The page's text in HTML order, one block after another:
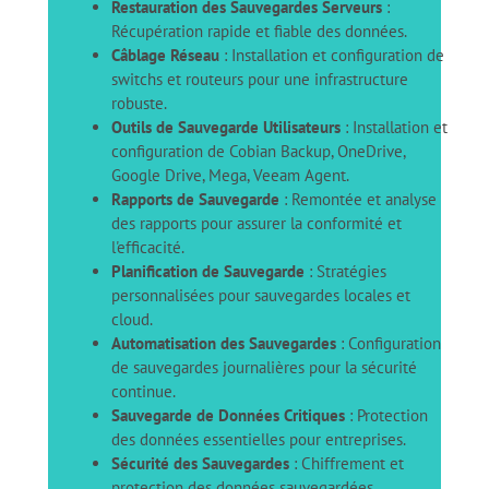
Restauration des Sauvegardes Serveurs :
Récupération rapide et fiable des données.
Câblage Réseau : Installation et configuration de
switchs et routeurs pour une infrastructure
robuste.
Outils de Sauvegarde Utilisateurs : Installation et
configuration de Cobian Backup, OneDrive,
Google Drive, Mega, Veeam Agent.
Rapports de Sauvegarde : Remontée et analyse
des rapports pour assurer la conformité et
l'efficacité.
Planification de Sauvegarde : Stratégies
personnalisées pour sauvegardes locales et
cloud.
Automatisation des Sauvegardes : Configuration
de sauvegardes journalières pour la sécurité
continue.
Sauvegarde de Données Critiques : Protection
des données essentielles pour entreprises.
Sécurité des Sauvegardes : Chiffrement et